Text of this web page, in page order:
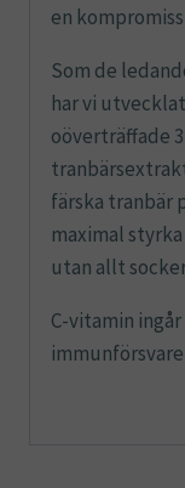
en
Som de
har vi
oöverträffade
färska tranbär
maximal
utan allt
C-vitamin